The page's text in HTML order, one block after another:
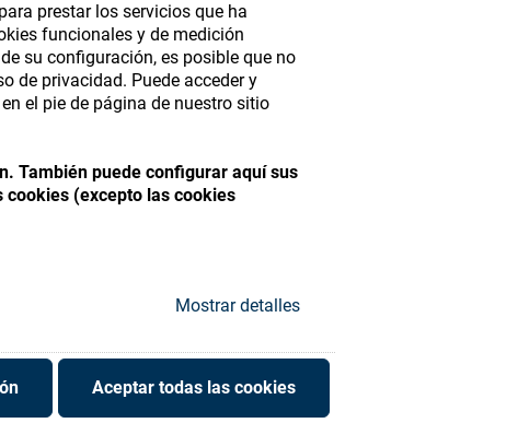
prestar los servicios que ha
funcionales y de medición
su configuración, es posible que no
de privacidad. Puede acceder y
el pie de página de nuestro sitio
También puede configurar aquí sus
cookies (excepto las cookies
Mostrar detalles
Aceptar todas las cookies
range of ophthalmic